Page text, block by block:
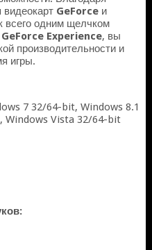
видеокарт GeForceи
всего одним щелчком
GeForce Experience, вы
производительности и
игры.
7 32/64-bit, Windows 8.1
Windows Vista 32/64-bit